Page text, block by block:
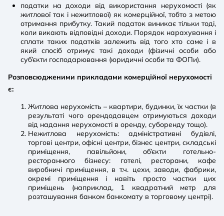
податки на доходи від використання нерухомості (як
житлової так і нежитлової) як комерційної, тобто з метою
отримання прибутку. Такий податок виникає тільки тоді,
коли викають відповідні доходи. Порядок нарахування і
сплати таких податків залежить від того хто саме і в
який спосіб отримує такі доходи (фізичні особи або
суб’єкти господарювання (юридичні особи та ФОПи).
Розповсюдженими прикладами комерційної нерухомості
є:
Житлова нерухомість – квартири, будинки, їх частки (в
результаті чого орендодавцем отримуються доходи
від надання нерухомості в оренду, суборенду тощо).
Нежитлова нерухомість: адміністративні будівлі,
торгові центри, офісні центри, бізнес центри, складські
приміщення, павільйони, об’єкти готельно-
ресторанного бізнесу: готелі, ресторани, кафе
виробничі приміщення, в т.ч. цехи, заводи, фабрики,
окремі приміщення і навіть просто частки цих
приміщень (наприклад, 1 квадратний метр для
розташування банком банкомату в торговому центрі).